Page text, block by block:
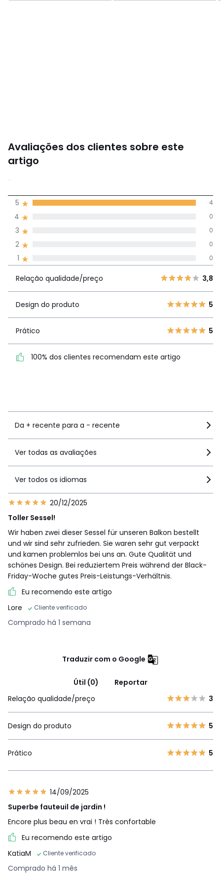
Avaliações dos clientes sobre este
artigo
5
(4)
1
3
qualidade/preço
3,8
produto
Prático
5
100% dos clientes
1 0
2 0
3 0
4 0
5 4
Relação qualidade/preço 3,8
Design do produto 5
Prático 5
100% dos clientes recomendam este artigo
Da + recente para a - recente
Ver todas as avaliações
Ver todos os idiomas
20/12/2025
Toller Sessel!
Wir haben zwei dieser Sessel für unseren Balkon bestellt
und wir sind sehr zufrieden. Sie waren sehr gut verpackt
und kamen problemlos bei uns an. Gute Qualität und
schönes Design. Bei reduziertem Preis während der Black-
Friday-Woche gutes Preis-Leistungs-Verhältnis.
Eu recomendo este artigo
Lore
Cliente verificado
Comprado há 1 semana
Traduzir com o Google
Útil (0)
Reportar
Relação qualidade/preço
3
Design do produto 5
Prático 5
14/09/2025
Superbe fauteuil de jardin !
Encore plus beau en vrai ! Très confortable
Eu recomendo este artigo
KatiaM
Cliente verificado
Comprado há 1 mês